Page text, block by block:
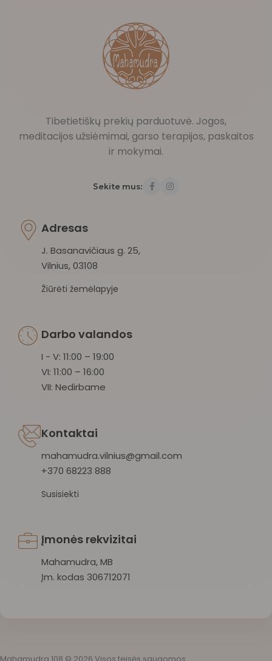
Tibetietiškų prekių parduotuvė. Jogos,
meditacijos užsiėmimai, garso terapijos, paskaitos
ir mokymai.
Sekite mus:
Adresas
J. Basanavičiaus g. 25,
Vilnius, 03108
Žiūrėti žemėlapyje
Darbo valandos
I - V: 11:00 – 19:00
VI: 11:00 – 16:00
VII: Nedirbame
Kontaktai
mahamudra.vilnius@gmail.com
+370 68223 888
Susisiekti
Įmonės rekvizitai
Mahamudra, MB
Įm. kodas 306712071